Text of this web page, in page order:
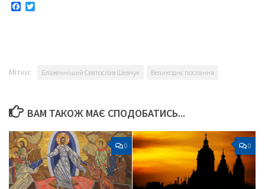
Facebook
Мітки: Блаженніший Святослав Шевчук Великоднє послання
ВАМ ТАКОЖ МАЄ СПОДОБАТИСЬ...
0 0